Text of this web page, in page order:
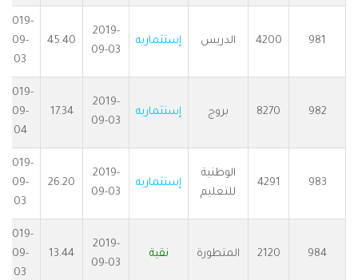
981
4200 الدريس إستثماريه
2019-
09-03
45.40
2019-
09-
03
982
8270 بروج إستثماريه
2019-
09-03
17.34
2019-
09-
04
983
4291
الوطنية
للتعليم
إستثماريه
2019-
09-03
26.20
2019-
09-
03
984
2120 المتطورة نقية
2019-
09-03
13.44
2019-
09-
03